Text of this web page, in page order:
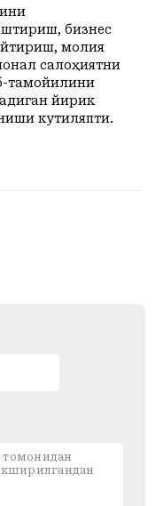
бизнес
молия
салоҳиятни
тамойилини
йирик
кутиляпти.